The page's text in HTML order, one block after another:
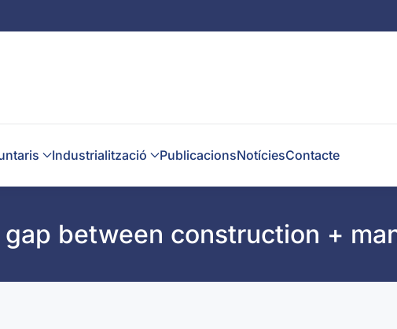
Industrialització PublicacionsNotíciesContacte
between construction +